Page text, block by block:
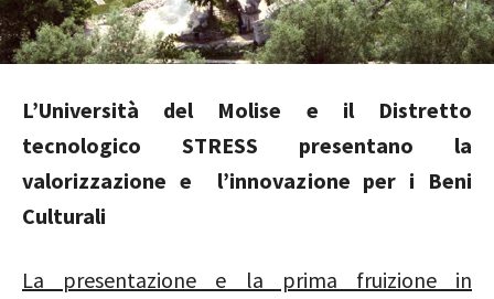
L’Università del Molise e il Distretto
tecnologico STRESS presentano la
valorizzazione e l’innovazione per i Beni
Culturali
La presentazione e la prima fruizione in